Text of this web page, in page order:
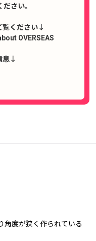
さい。
覧ください↓
OVERSEAS
息↓
角度が狭く作られている